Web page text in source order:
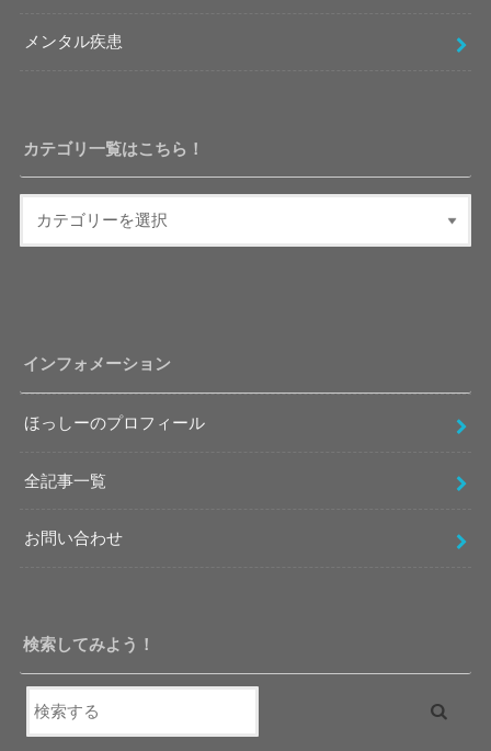
メンタル疾患
カテゴリ一覧はこちら！
インフォメーション
ほっしーのプロフィール
全記事一覧
お問い合わせ
検索してみよう！